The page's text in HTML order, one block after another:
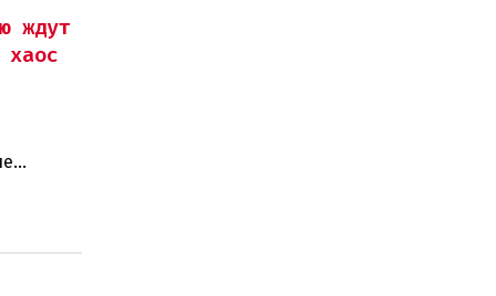
ждут
хаос